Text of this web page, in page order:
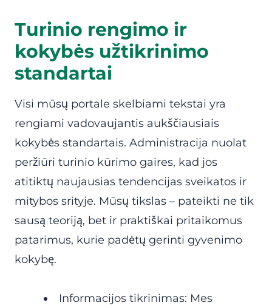
Turinio rengimo ir
kokybės užtikrinimo
standartai
Visi mūsų portale skelbiami tekstai yra
rengiami vadovaujantis aukščiausiais
kokybės standartais. Administracija nuolat
peržiūri turinio kūrimo gaires, kad jos
atitiktų naujausias tendencijas sveikatos ir
mitybos srityje. Mūsų tikslas – pateikti ne tik
sausą teoriją, bet ir praktiškai pritaikomus
patarimus, kurie padėtų gerinti gyvenimo
kokybę.
Informacijos tikrinimas: Mes